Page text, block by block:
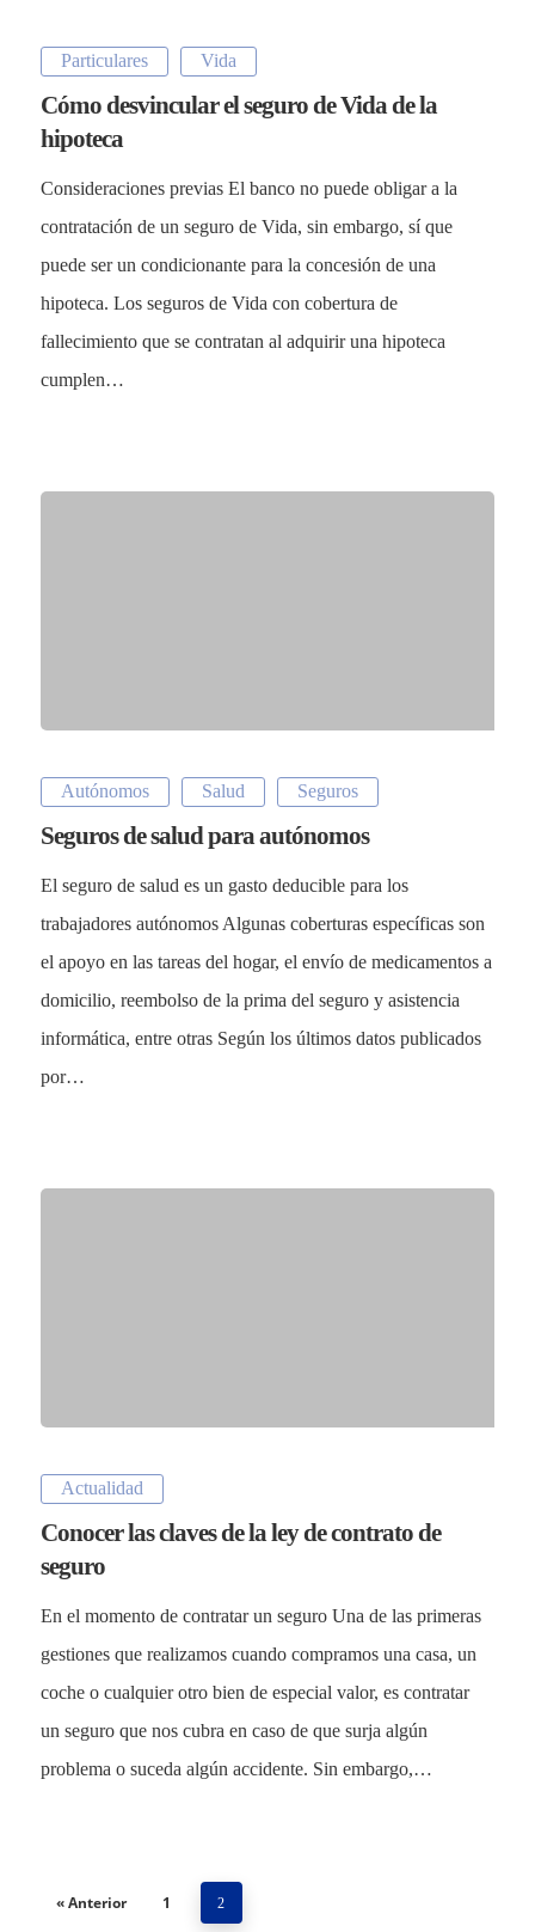
Particulares Vida
Cómo desvincular el seguro de Vida de la
hipoteca
Consideraciones previas El banco no puede obligar a la
contratación de un seguro de Vida, sin embargo, sí que
puede ser un condicionante para la concesión de una
hipoteca. Los seguros de Vida con cobertura de
fallecimiento que se contratan al adquirir una hipoteca
cumplen…
Autónomos Salud Seguros
Seguros de salud para autónomos
El seguro de salud es un gasto deducible para los
trabajadores autónomos Algunas coberturas específicas son
el apoyo en las tareas del hogar, el envío de medicamentos a
domicilio, reembolso de la prima del seguro y asistencia
informática, entre otras Según los últimos datos publicados
por…
Actualidad
Conocer las claves de la ley de contrato de
seguro
En el momento de contratar un seguro Una de las primeras
gestiones que realizamos cuando compramos una casa, un
coche o cualquier otro bien de especial valor, es contratar
un seguro que nos cubra en caso de que surja algún
problema o suceda algún accidente. Sin embargo,…
« Anterior 1 2